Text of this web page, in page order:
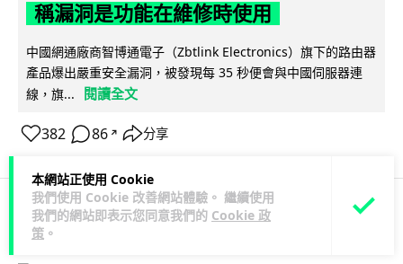
本網站正使用 Cookie
我們使用 Cookie 改善網站體驗。 繼續使用
我們的網站即表示您同意我們的 Cookie 政
策 。
稱漏洞是功能在維修時使用
中國網通廠商智博通電子（Zbtlink Electronics）旗下的路由器
產品爆出嚴重安全漏洞，被發現每 35 秒便會與中國伺服器連
線，旗...
閱讀全文
382 86 ↗ 分享
科技娛樂 生活娛樂 城中熱話